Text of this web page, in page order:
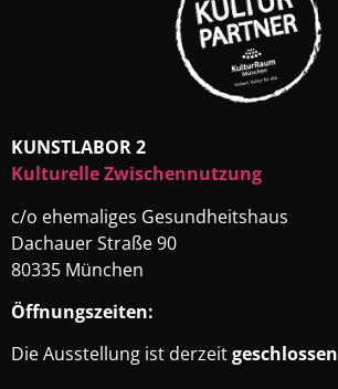
KUNSTLABOR 2
Kulturelle Zwischennutzung
c/o ehemaliges Gesundheitshaus
Dachauer Straße 90
80335 München
Öffnungszeiten:
Die Ausstellung ist derzeitgeschlossen